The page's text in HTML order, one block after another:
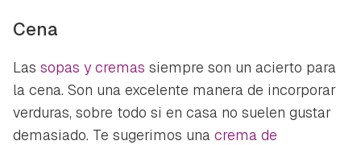
Cena
Las sopas y cremas siempre son un acierto para
la cena. Son una excelente manera de incorporar
verduras, sobre todo si en casa no suelen gustar
demasiado. Te sugerimos una crema de